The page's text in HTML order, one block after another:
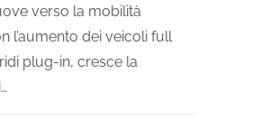
verso la mobilità
l’aumento dei veicoli full
plug-in, cresce la